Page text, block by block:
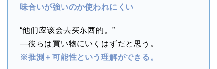
味合いが強いのか使われにくい
“他们应该会去买东西的。”
―彼らは買い物にいくはずだと思う。
※推測＋可能性という理解ができる。